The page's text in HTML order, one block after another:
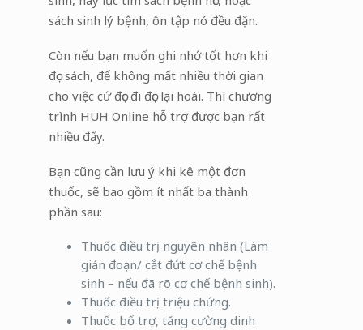
sách sinh lý bệnh, ôn tập nó đều đặn.
Còn nếu bạn muốn ghi nhớ tốt hơn khi
đọc sách, để không mất nhiều thời gian
cho việc cứ đọc đi đọc lại hoài. Thì chương
trình HUH Online hỗ trợ được bạn rất
nhiều đấy.
Bạn cũng cần lưu ý khi kê một đơn
thuốc, sẽ bao gồm ít nhất ba thành
phần sau:
Thuốc điều trị nguyên nhân (Làm
gián đoạn/ cắt đứt cơ chế bệnh
sinh – nếu đã rõ cơ chế bệnh sinh).
Thuốc điều trị triệu chứng.
Thuốc bổ trợ, tăng cường dinh